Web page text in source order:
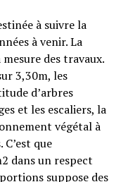
à suivre la
à venir. La
des travaux.
3,30m, les
d’arbres
et les escaliers, la
végétal à
que
dans un respect
suppose des